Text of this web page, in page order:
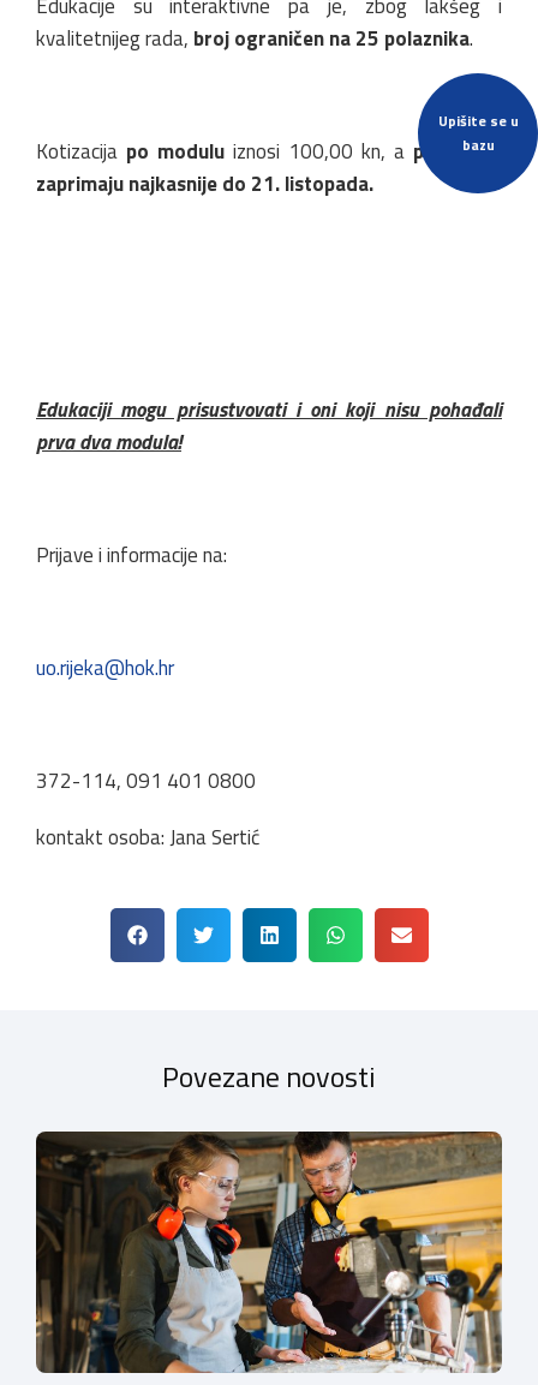
Upišite se u
bazu
kvalitetnijeg rada, broj ograničen na 25 polaznika.
Kotizacija po modulu iznosi 100,00 kn, a prijave se
zaprimaju najkasnije do 21. listopada.
Edukaciji mogu prisustvovati i oni koji nisu pohađali
prva dva modula!
Prijave i informacije na:
uo.rijeka@hok.hr
372-114, 091 401 0800
kontakt osoba: Jana Sertić
Povezane novosti